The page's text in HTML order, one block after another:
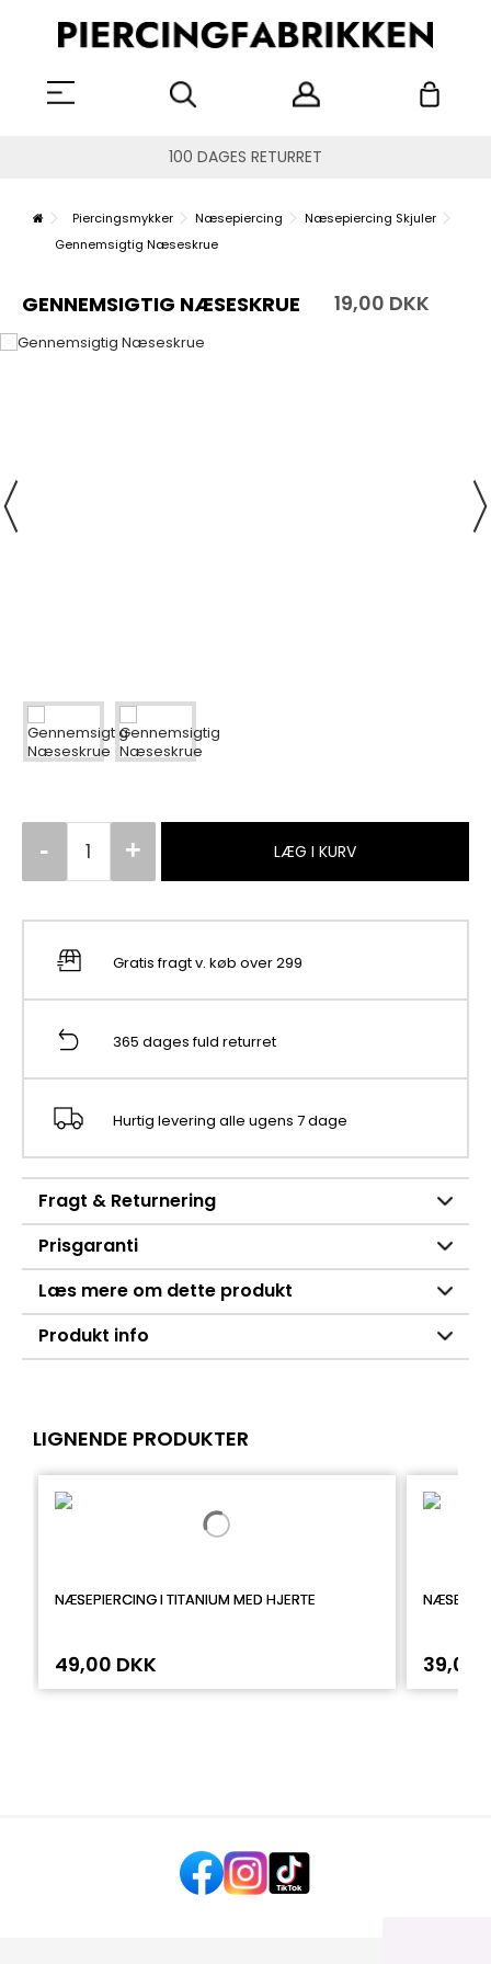
100 DAGES RETURRET
Piercingsmykker Næsepiercing
Næsepiercing Skjuler
Gennemsigtig Næseskrue
GENNEMSIGTIG NÆSESKRUE 19,00 DKK
LÆG I KURV
Gratis fragt v. køb over 299
365 dages fuld returret
Hurtig levering alle ugens 7 dage
Fragt & Returnering
Prisgaranti
Læs mere om dette produkt
Produkt info
LIGNENDE PRODUKTER
NÆSEPIERCING I TITANIUM MED HJERTE
49,00 DKK 39,00